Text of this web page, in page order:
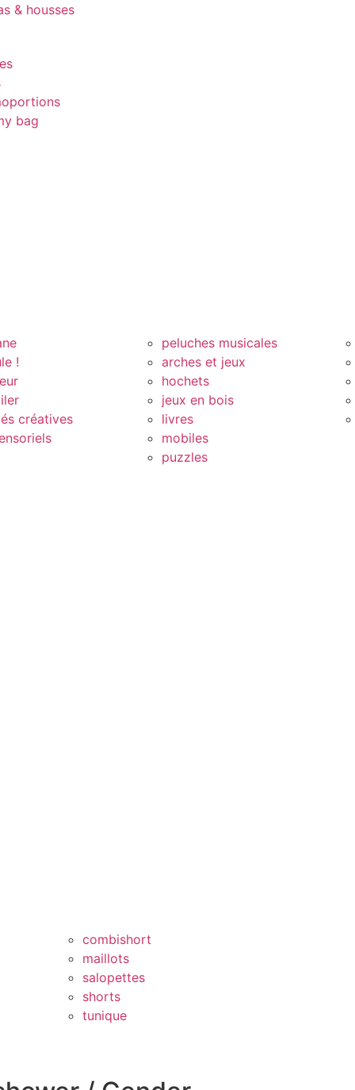
& housses
bag
!
créatives
peluches musicales
arches et jeux
hochets
jeux en bois
livres
mobiles
puzzles
combishort
maillots
salopettes
shorts
tunique